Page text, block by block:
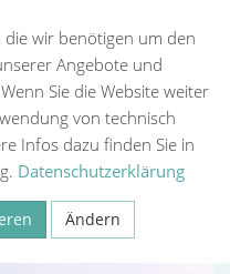
die wir benötigen um den
Angebote und
Sie die Website weiter
von technisch
Infos dazu finden Sie in
Datenschutzerklärung
Ändern